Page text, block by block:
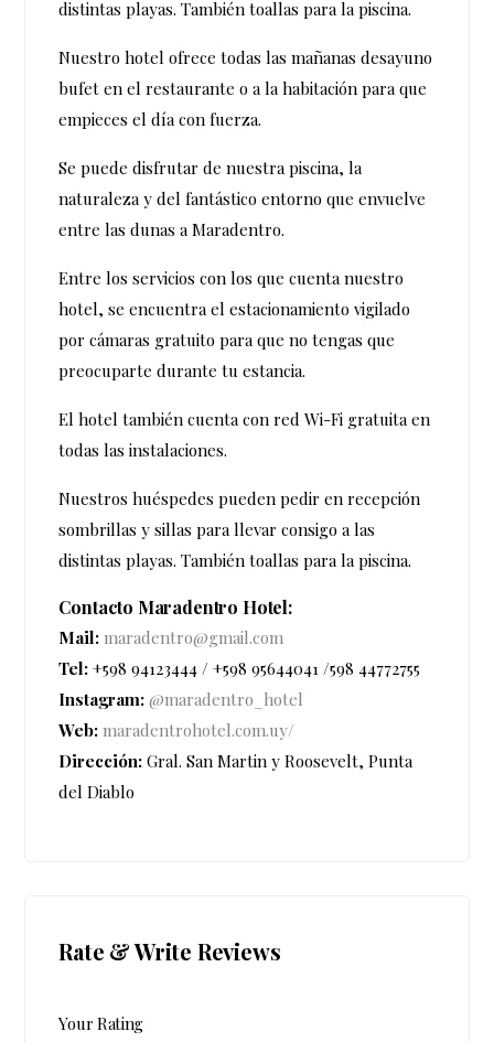
distintas playas. También toallas para la piscina.
Nuestro hotel ofrece todas las mañanas desayuno
bufet en el restaurante o a la habitación para que
empieces el día con fuerza.
Se puede disfrutar de nuestra piscina, la
naturaleza y del fantástico entorno que envuelve
entre las dunas a Maradentro.
Entre los servicios con los que cuenta nuestro
hotel, se encuentra el estacionamiento vigilado
por cámaras gratuito para que no tengas que
preocuparte durante tu estancia.
El hotel también cuenta con red Wi-Fi gratuita en
todas las instalaciones.
Nuestros huéspedes pueden pedir en recepción
sombrillas y sillas para llevar consigo a las
distintas playas. También toallas para la piscina.
Contacto Maradentro Hotel:
Mail: maradentro@gmail.com
Tel:+598 94123444 / +598 95644041 /598 44772755
Instagram: @maradentro_hotel
Web:maradentrohotel.com.uy/
Dirección:Gral. San Martin y Roosevelt, Punta
del Diablo
Rate & Write Reviews
Your Rating